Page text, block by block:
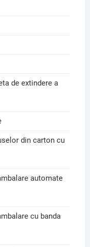
de extindere a
din carton cu
automate
cu banda